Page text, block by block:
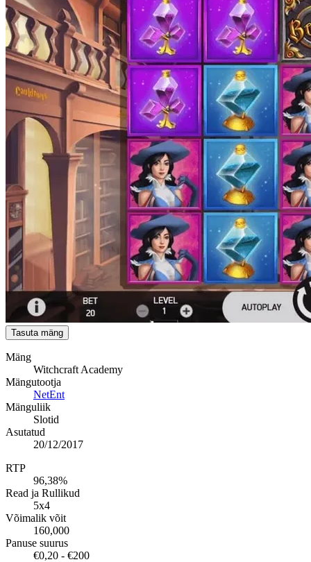
Tasuta mäng
Mäng
Witchcraft Academy
Mängutootja
NetEnt
Mänguliik
Slotid
Asutatud
20/12/2017
RTP
96,38%
Read ja Rullikud
5x4
Võimalik võit
160,000
Panuse suurus
€0,20 - €200